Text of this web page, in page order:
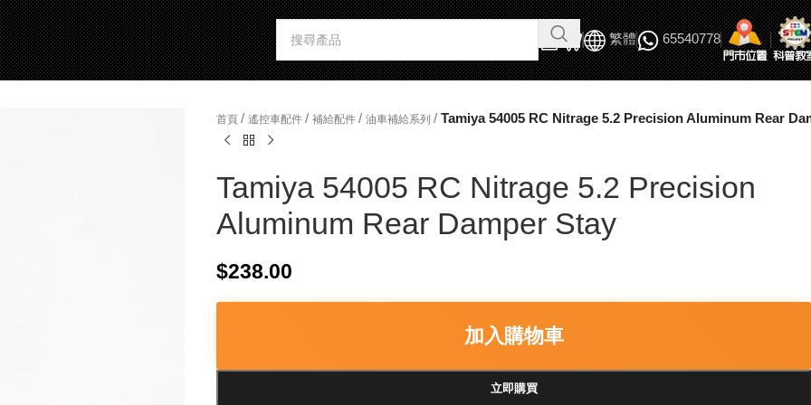
繁體 65540778
首頁 / 遙控車配件 / 補給配件 / 油車補給系列 / Tamiya 54005 RC Nitrage 5.2 Precision Aluminum Rear
Tamiya 54005 RC Nitrage 5.2 Precision
Aluminum Rear Damper Stay
$238.00
加入購物車
立即購買